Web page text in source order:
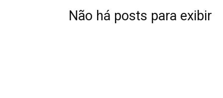
Não há posts para exibir